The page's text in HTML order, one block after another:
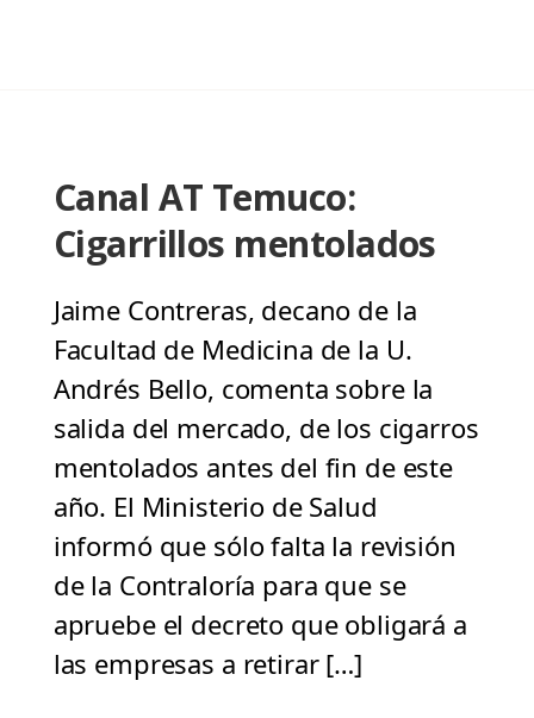
Canal AT Temuco:
Cigarrillos mentolados
Jaime Contreras, decano de la
Facultad de Medicina de la U.
Andrés Bello, comenta sobre la
salida del mercado, de los cigarros
mentolados antes del fin de este
año. El Ministerio de Salud
informó que sólo falta la revisión
de la Contraloría para que se
apruebe el decreto que obligará a
las empresas a retirar […]